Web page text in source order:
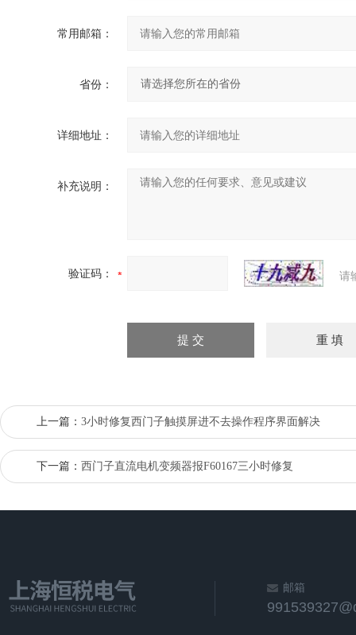
常用邮箱：
省份：
详细地址：
补充说明：
验证码： 请
上一篇： 3小时修复西门子触摸屏进不去操作程序界面解决
下一篇： 西门子直流电机变频器报F60167三小时修复
邮箱